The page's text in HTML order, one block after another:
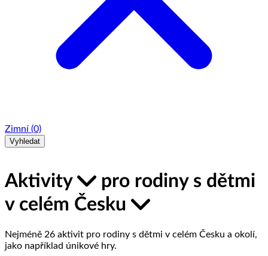
Zimní (0)
Vyhledat
Aktivity
pro rodiny s dětmi
v celém Česku
Nejméně 26 aktivit pro rodiny s dětmi v celém Česku a okolí,
jako například únikové hry.